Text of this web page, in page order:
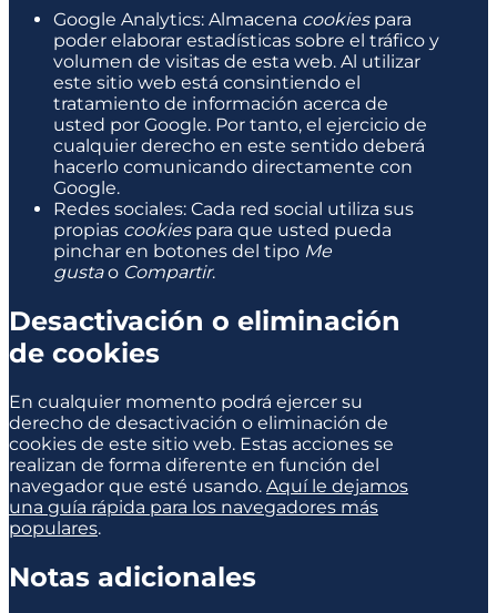
Google Analytics: Almacena cookiespara
poder elaborar estadísticas sobre el tráfico y
volumen de visitas de esta web. Al utilizar
este sitio web está consintiendo el
tratamiento de información acerca de
usted por Google. Por tanto, el ejercicio de
cualquier derecho en este sentido deberá
hacerlo comunicando directamente con
Google.
Redes sociales: Cada red social utiliza sus
propias cookiespara que usted pueda
pinchar en botones del tipo Me
gustao Compartir.
Desactivación o eliminación
de cookies
En cualquier momento podrá ejercer su
derecho de desactivación o eliminación de
cookies de este sitio web. Estas acciones se
realizan de forma diferente en función del
navegador que esté usando. Aquí le dejamos
una guía rápida para los navegadores más
populares.
Notas adicionales